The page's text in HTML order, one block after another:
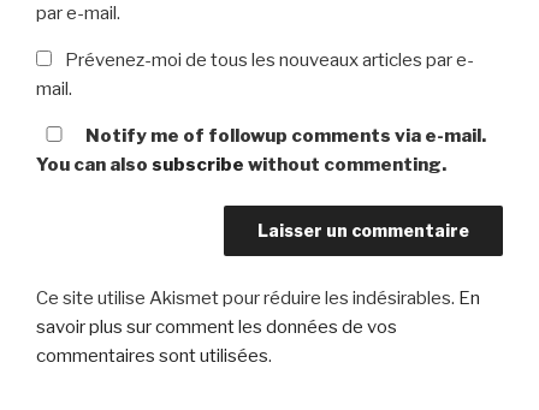
par e-mail.
Prévenez-moi de tous les nouveaux articles par e-
mail.
Notify me of followup comments via e-mail.
You can also subscribe without commenting.
Ce site utilise Akismet pour réduire les indésirables. En
savoir plus sur comment les données de vos
commentaires sont utilisées.